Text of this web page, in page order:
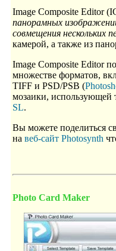
Image Composite Editor
панорамных
совмещения нескольких
камерой, а также из
Image Composite Editor
множестве форматов,
TIFF и PSD/PSB (
мозаики, использующей
SL.
Вы можете поделиться
на веб-сайт Photosynth
Photo Card Maker